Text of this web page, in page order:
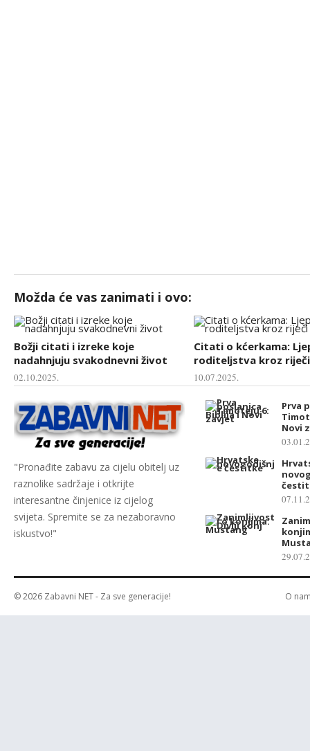
Možda će vas zanimati i ovo:
Božji citati i izreke koje
nadahnjuju svakodnevni život
02.10.2025.
Citati o kćerkama:
roditeljstva kroz riječi
10.07.2025.
"Pronađite zabavu za cijelu obitelj uz
raznolike sadržaje i otkrijte
interesantne činjenice iz cijelog
svijeta. Spremite se za nezaboravno
iskustvo!"
Prva
Novi
© 2026 Zabavni NET- Za sve generacije! O